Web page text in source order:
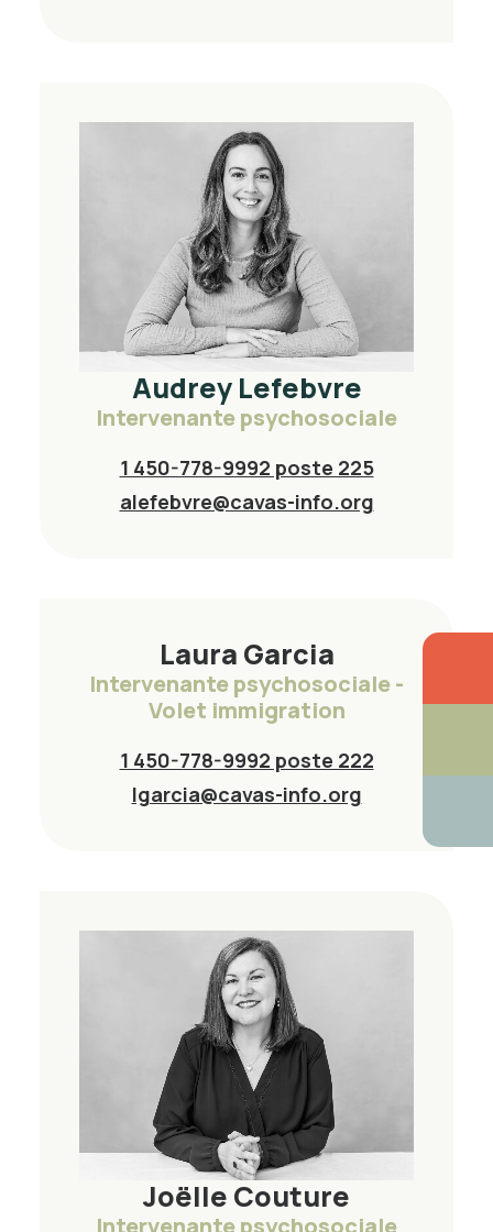
Audrey Lefebvre
Intervenante psychosociale
1 450-778-9992 poste 225
alefebvre@cavas-info.org
Laura Garcia
Intervenante psychosociale -
Volet immigration
1 450-778-9992 poste 222
lgarcia@cavas-info.org
Joëlle Couture
Intervenante psychosociale